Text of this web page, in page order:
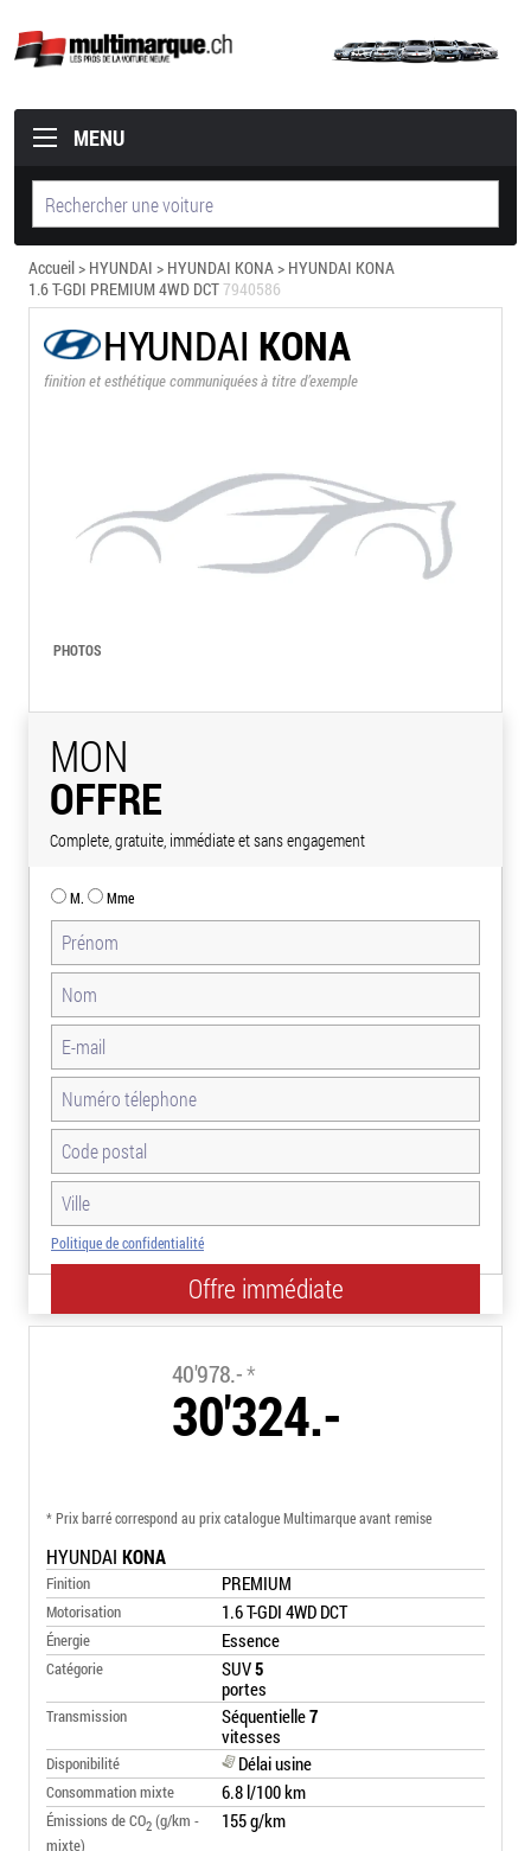
MENU
Accueil> HYUNDAI > HYUNDAI KONA> HYUNDAI KONA
1.6 T-GDI PREMIUM 4WD DCT7940586
HYUNDAI KONA
finition et esthétique communiquées à titre d’exemple
PHOTOS
MON
OFFRE
Complete, gratuite, immédiate et sans engagement
M. Mme
Politique de confidentialité
40'978.-*
30'324.-
* Prix barré correspond au prix catalogue Multimarque avant remise
HYUNDAI KONA
Finition PREMIUM
Motorisation 1.6 T-GDI 4WD DCT
Énergie Essence
Catégorie SUV5
portes
Transmission Séquentielle7
vitesses
Disponibilité Délai usine
Consommation mixte 6.8 l/100 km
Émissions de CO2 (g/km -
mixte)
155 g/km